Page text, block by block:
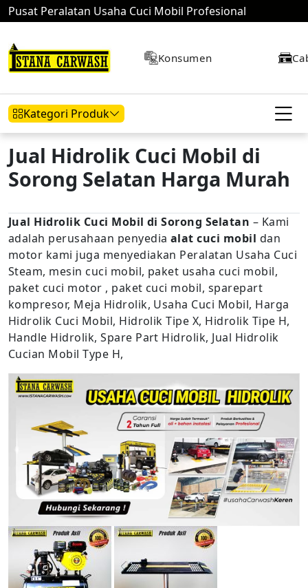
Pusat Peralatan Usaha Cuci Mobil Profesional
Konsumen
Kategori Produk
Hidrolik Mobil Hidrolik Motor Kompresor
Mesin Air
Jual Hidrolik Cuci Mobil di
Sorong Selatan Harga Murah
Jual Hidrolik Cuci Mobil di Sorong Selatan – Kami
adalah perusahaan penyedia alat cuci mobil dan
motor kami juga menyediakan Peralatan Usaha Cuci
Steam, mesin cuci mobil, paket usaha cuci mobil,
paket cuci motor , paket cuci mobil, sparepart
kompresor, Meja Hidrolik, Usaha Cuci Mobil, Harga
Hidrolik Cuci Mobil, Hidrolik Tipe X, Hidrolik Tipe H,
Handle Hidrolik, Spare Part Hidrolik, Jual Hidrolik
Cucian Mobil Type H,